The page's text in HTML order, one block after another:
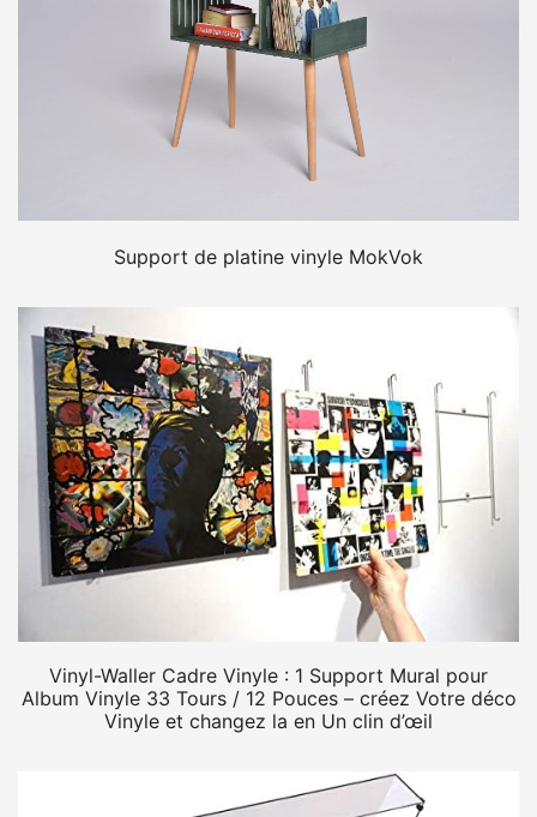
Support de platine vinyle MokVok
Vinyl-Waller Cadre Vinyle : 1 Support Mural pour
Album Vinyle 33 Tours / 12 Pouces – créez Votre déco
Vinyle et changez la en Un clin d’œil